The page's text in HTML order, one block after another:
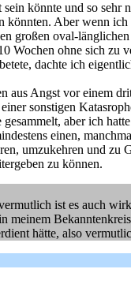
könnte und so
könnten. Aber wenn
großen oval-
Wochen ohne sich zu
dachte ich
aus Angst vor einem
sonstigen
aber ich
einen,
umzukehren und
zu können.
ist es auch
hätte, also